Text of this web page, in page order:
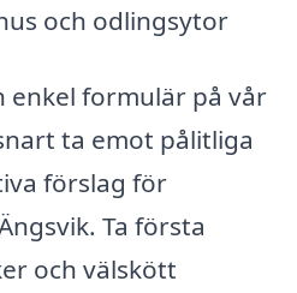
och odlingsytor
enkel formulär på vår
ta emot pålitliga
förslag för
Ta första
och välskött